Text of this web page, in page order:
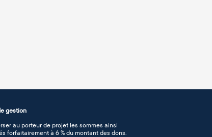
gestion
au porteur de projet les sommes ainsi
forfaitairement à 6 % du montant des dons.